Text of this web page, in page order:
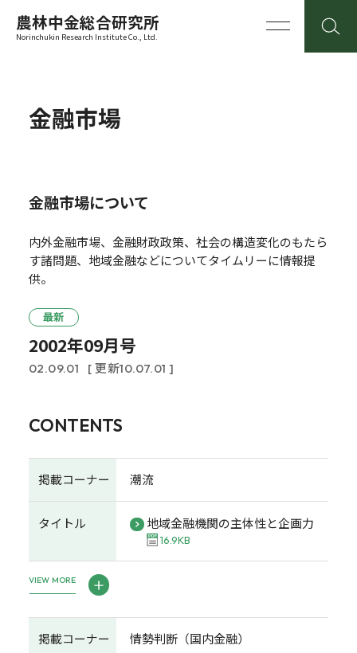
農林中金総合研究所
Norinchukin Research Institute Co., Ltd.
金融市場
金融市場について
内外金融市場、金融財政政策、社会の構造変化のもたら
す諸問題、地域金融などについてタイムリーに情報提
供。
最新
2002年09月号
02.09.01 [ 更新10.07.01 ]
CONTENTS
掲載コーナー 潮流
タイトル 地域金融機関の主体性と企画力
16.9KB
VIEW MORE
掲載コーナー 情勢判断（国内金融）